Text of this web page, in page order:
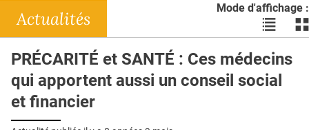
DOSSIERS
RÉSEAUX
E-REVUE SAD
THÉMA
L'APP
Mode d'affichage :
Voir
les
en
liste
les
Actualités
PRÉCARITÉ et SANTÉ : Ces médecins
qui apportent aussi un conseil social
et financier